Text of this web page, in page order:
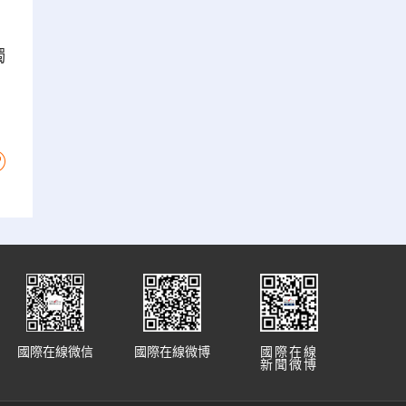
國際在線
新聞微博
國際在線微博
國際在線微信